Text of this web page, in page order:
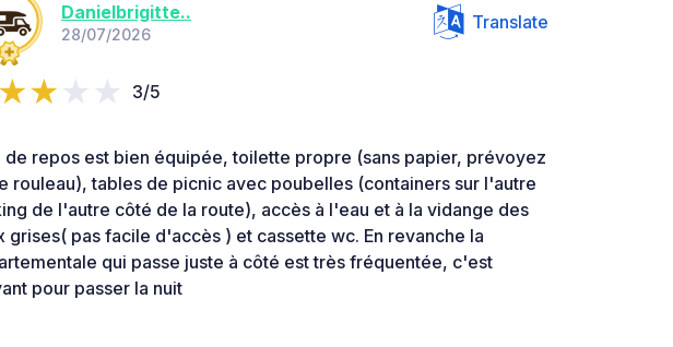
Danielbrigitte..
28/07/2026
Translate
3/5
de repos est bien équipée, toilette propre (sans papier, prévoyez
rouleau), tables de picnic avec poubelles (containers sur l'autre
de l'autre côté de la route), accès à l'eau et à la vidange des
grises( pas facile d'accès ) et cassette wc. En revanche la
qui passe juste à côté est très fréquentée, c'est
pour passer la nuit